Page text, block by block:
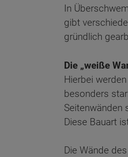
In
gibt
gründlich
Die „weiße
Hierbei
besonders
Seitenwänden
Diese Bauart
Die Wände